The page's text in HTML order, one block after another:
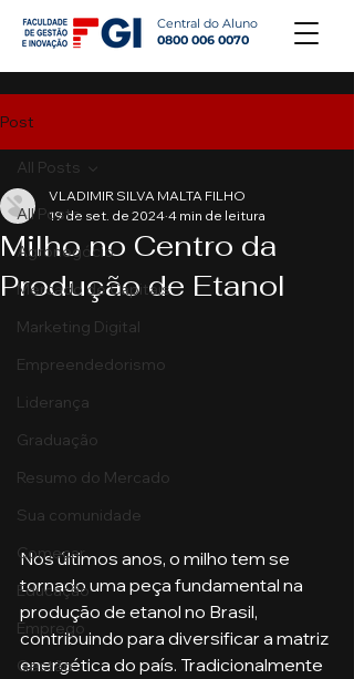
Central do Aluno
0800 006 0070
Post
All Posts
Agronegócio
Mercado de Capitais
Marketing Digital
Empreendedorismo
Liderança
Graduação
Resumo do Mercado
Sua comunidade
Começar
Educação
Emprego
Gestão
All Posts
Milho no Centro da
Produção de Etanol
VLADIMIR SILVA MALTA FILHO
19 de set. de 2024 4 min de leitura
Nos últimos anos, o milho tem se
tornado uma peça fundamental na
produção de etanol no Brasil,
contribuindo para diversificar a matriz
energética do país. Tradicionalmente